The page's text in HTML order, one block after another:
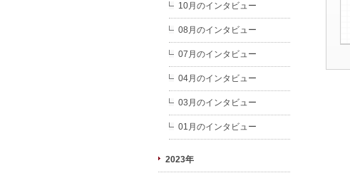
10月のインタビュー
08月のインタビュー
07月のインタビュー
04月のインタビュー
03月のインタビュー
01月のインタビュー
2023年